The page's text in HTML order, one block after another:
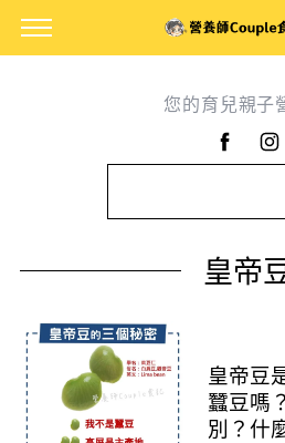
您的育兒親子
r
h
f
o
r
皇帝
皇帝豆
蠶豆嗎
別？什